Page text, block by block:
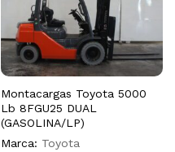
Montacargas Toyota 5000
Lb 8FGU25 DUAL
(GASOLINA/LP)
Marca: Toyota